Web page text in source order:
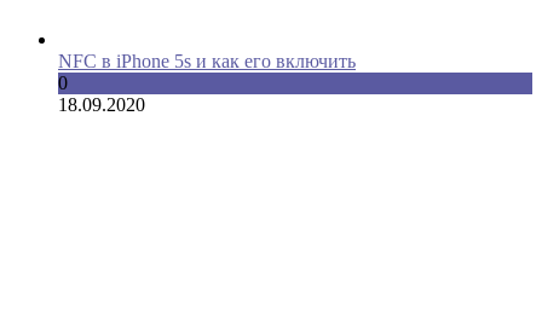
NFC в iPhone 5s и как его включить
0
18.09.2020